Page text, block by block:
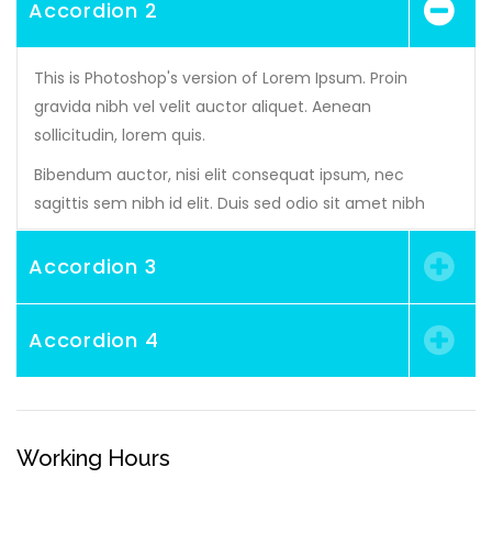
Accordion 2
This is Photoshop's version of Lorem Ipsum. Proin
gravida nibh vel velit auctor aliquet. Aenean
sollicitudin, lorem quis.
Bibendum auctor, nisi elit consequat ipsum, nec
sagittis sem nibh id elit. Duis sed odio sit amet nibh
Accordion 3
Accordion 4
Working Hours